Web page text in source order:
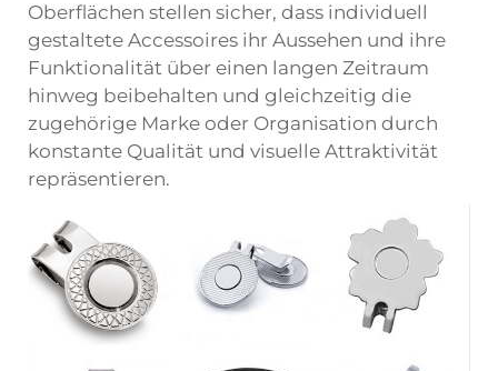
Oberflächen stellen sicher, dass individuell
gestaltete Accessoires ihr Aussehen und ihre
Funktionalität über einen langen Zeitraum
hinweg beibehalten und gleichzeitig die
zugehörige Marke oder Organisation durch
konstante Qualität und visuelle Attraktivität
repräsentieren.